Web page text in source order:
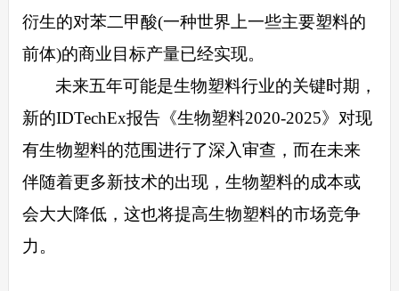
衍生的对苯二甲酸(一种世界上一些主要塑料的
前体)的商业目标产量已经实现。
未来五年可能是生物塑料行业的关键时期，
新的IDTechEx报告《生物塑料2020-2025》对现
有生物塑料的范围进行了深入审查，而在未来
伴随着更多新技术的出现，生物塑料的成本或
会大大降低，这也将提高生物塑料的市场竞争
力。